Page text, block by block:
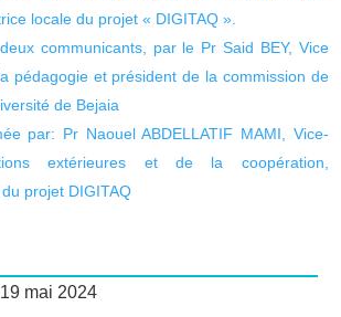
locale du projet « DIGITAQ ».
communicants, par le Pr Said BEY, Vice
pédagogie et président de la commission de
de Bejaia
par: Pr Naouel ABDELLATIF MAMI, Vice-
extérieures et de la coopération,
projet DIGITAQ
mai 2024